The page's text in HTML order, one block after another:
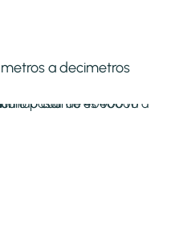
a decimetros